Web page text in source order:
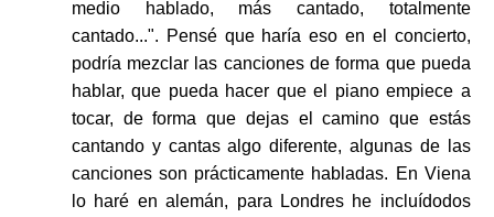
medio hablado, más cantado, totalmente
cantado...". Pensé que haría eso en el concierto,
podría mezclar las canciones de forma que pueda
hablar, que pueda hacer que el piano empiece a
tocar, de forma que dejas el camino que estás
cantando y cantas algo diferente, algunas de las
canciones son prácticamente habladas. En Viena
lo haré en alemán, para Londres he incluídodos